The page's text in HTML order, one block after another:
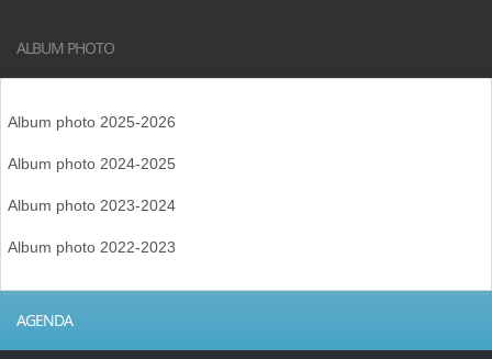
ALBUM PHOTO
Album photo 2025-2026
Album photo 2024-2025
Album photo 2023-2024
Album photo 2022-2023
AGENDA